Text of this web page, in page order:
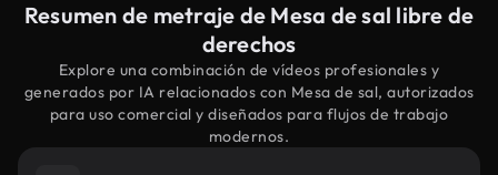
Resumen de metraje de Mesa de sal libre de
derechos
Explore una combinación de vídeos profesionales y
generados por IA relacionados con Mesa de sal, autorizados
para uso comercial y diseñados para flujos de trabajo
modernos.